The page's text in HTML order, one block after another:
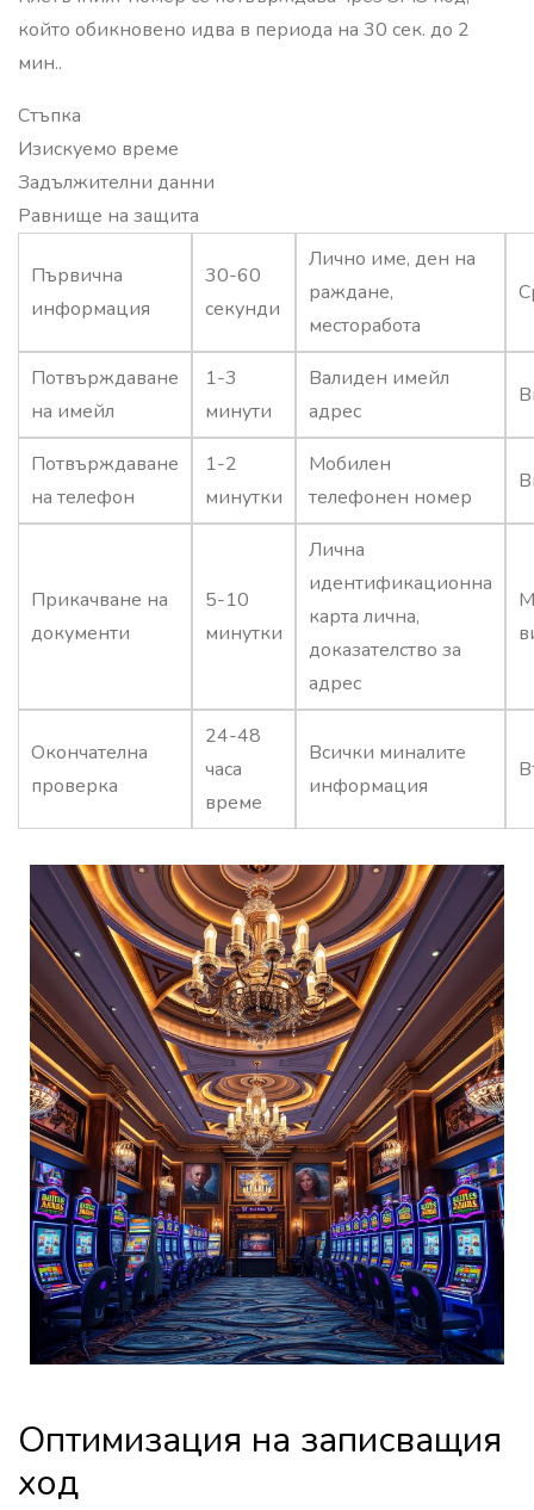
който обикновено идва в периода на 30 сек. до 2
мин..
Стъпка
Изискуемо време
Задължителни данни
Равнище на защита
Първична
информация
30-60
секунди
Лично име, ден на
раждане,
месторабота
Потвърждаване
на имейл
1-3
минути
Валиден имейл
адрес
Потвърждаване
на телефон
1-2
минутки
Мобилен
телефонен номер
Прикачване на
документи
5-10
минутки
Лична
идентификационна
карта лична,
доказателство за
адрес
Окончателна
проверка
24-48
часа
време
Всички миналите
информация
Оптимизация на записващия
ход